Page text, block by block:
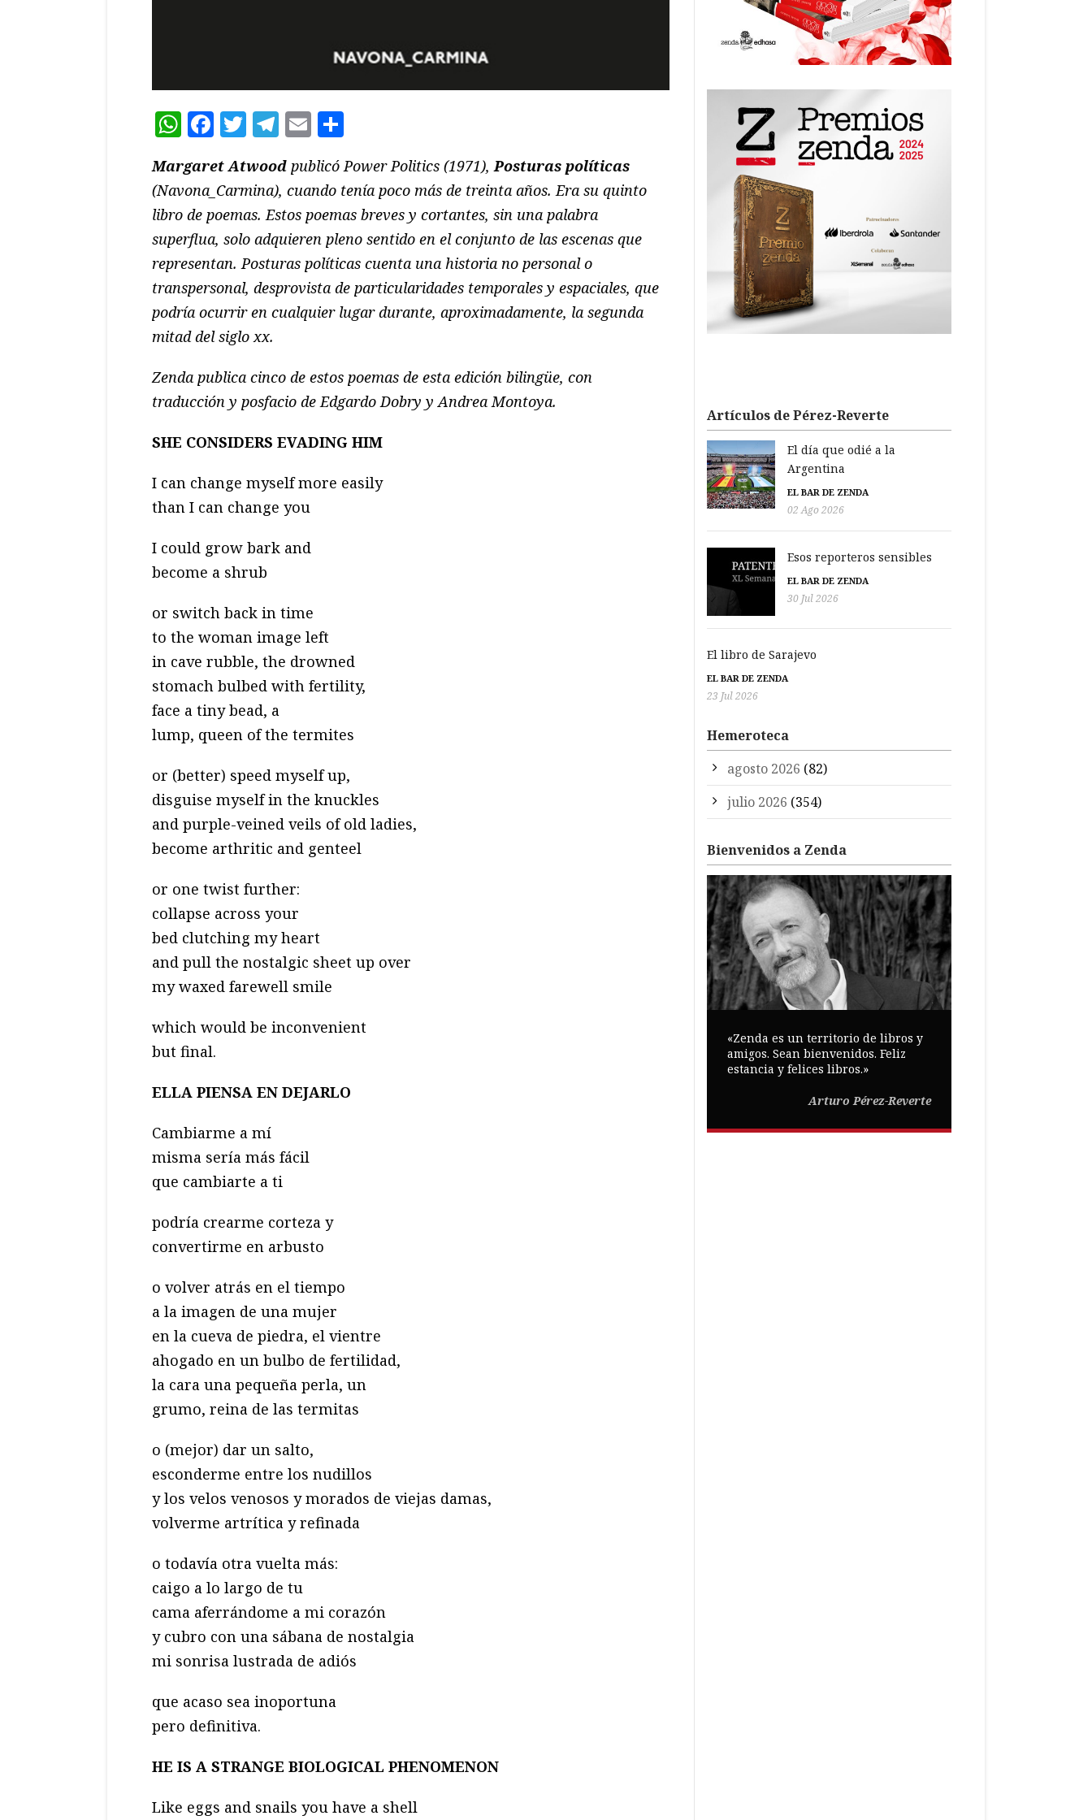
WhatsApp
Facebook
Twitter
Telegram
Email
Margaret Atwood publicó Power Politics (1971), Posturas políticas
(Navona_Carmina), cuando tenía poco más de treinta años. Era su quinto
libro de poemas. Estos poemas breves y cortantes, sin una palabra
superflua, solo adquieren pleno sentido en el conjunto de las escenas que
representan. Posturas políticas cuenta una historia no personal o
transpersonal, desprovista de particularidades temporales y espaciales, que
podría ocurrir en cualquier lugar durante, aproximadamente, la segunda
mitad del siglo xx.
Zenda publica cinco de estos poemas de esta edición bilingüe, con
traducción y posfacio de Edgardo Dobry y Andrea Montoya.
SHE CONSIDERS EVADING HIM
I can change myself more easily
than I can change you
I could grow bark and
become a shrub
or switch back in time
to the woman image left
in cave rubble, the drowned
stomach bulbed with fertility,
face a tiny bead, a
lump, queen of the termites
or (better) speed myself up,
disguise myself in the knuckles
and purple-veined veils of old ladies,
become arthritic and genteel
or one twist further:
collapse across your
bed clutching my heart
and pull the nostalgic sheet up over
my waxed farewell smile
which would be inconvenient
but final.
ELLA PIENSA EN DEJARLO
Cambiarme a mí
misma sería más fácil
que cambiarte a ti
podría crearme corteza y
convertirme en arbusto
o volver atrás en el tiempo
a la imagen de una mujer
en la cueva de piedra, el vientre
ahogado en un bulbo de fertilidad,
la cara una pequeña perla, un
grumo, reina de las termitas
o (mejor) dar un salto,
esconderme entre los nudillos
y los velos venosos y morados de viejas damas,
volverme artrítica y refinada
o todavía otra vuelta más:
caigo a lo largo de tu
cama aferrándome a mi corazón
y cubro con una sábana de nostalgia
mi sonrisa lustrada de adiós
que acaso sea inoportuna
pero definitiva.
HE IS A STRANGE BIOLOGICAL PHENOMENON
Like eggs and snails you have a shell
Artículos de Pérez-Reverte
El día que odié a la
Argentina
EL BAR DE ZENDA
02 Ago 2026
Esos reporteros sensibles
EL BAR DE ZENDA
30 Jul 2026
El libro de Sarajevo
EL BAR DE ZENDA
23 Jul 2026
Hemeroteca
agosto 2026 (82)
julio 2026 (354)
Bienvenidos a Zenda
«Zenda es un territorio de libros y
amigos. Sean bienvenidos. Feliz
estancia y felices libros.»
Arturo Pérez-Reverte